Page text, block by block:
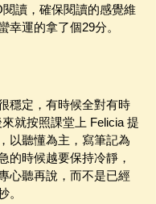
讀，確保閱讀的感覺維
幸運的拿了個29分。
穩定，有時候全對有時
就按照課堂上 Felicia 提
以聽懂為主，寫筆記為
的時候越要保持冷靜，
心聽再說，而不是已經
。